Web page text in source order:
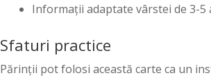
Informații adaptate vârstei de 3-5
Sfaturi practice
Părinții pot folosi această carte ca un